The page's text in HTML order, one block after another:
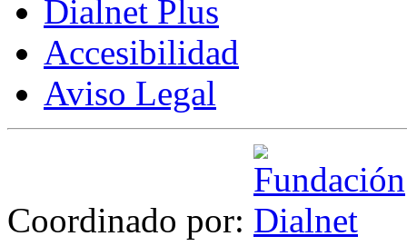
Dialnet Plus
Accesibilidad
Aviso Legal
Coordinado por: